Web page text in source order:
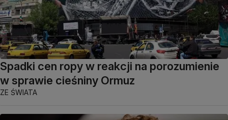
Spadki cen ropy w reakcji na porozumienie
w sprawie cieśniny Ormuz
ZE ŚWIATA